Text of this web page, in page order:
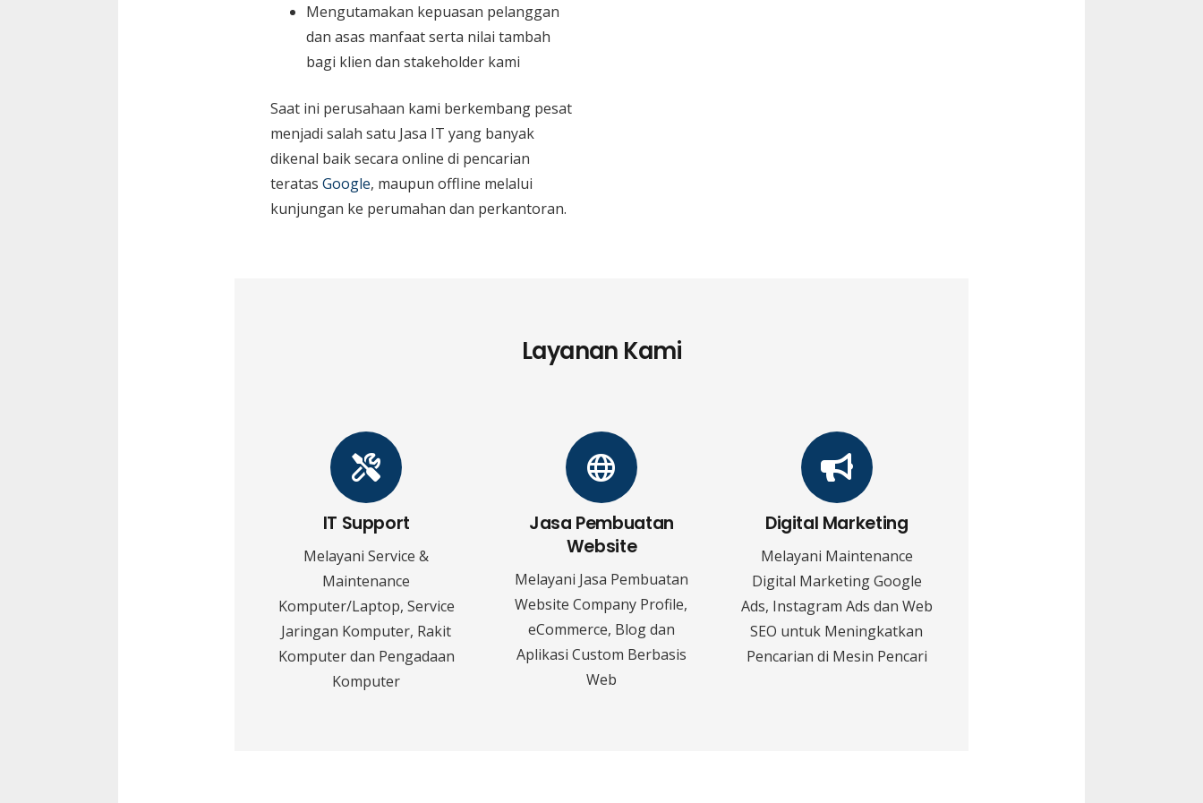
Mengutamakan kepuasan pelanggan
dan asas manfaat serta nilai tambah
bagi klien dan stakeholder kami
Saat ini perusahaan kami berkembang pesat
menjadi salah satu Jasa IT yang banyak
dikenal baik secara online di pencarian
teratas Google, maupun offline melalui
kunjungan ke perumahan dan perkantoran.
Layanan Kami
IT Support
Melayani Service &
Maintenance
Komputer/Laptop, Service
Jaringan Komputer, Rakit
Komputer dan Pengadaan
Komputer
Jasa Pembuatan
Website
Melayani Jasa Pembuatan
Website Company Profile,
eCommerce, Blog dan
Aplikasi Custom Berbasis
Web
Digital Marketing
Melayani Maintenance
Digital Marketing Google
Ads, Instagram Ads dan Web
SEO untuk Meningkatkan
Pencarian di Mesin Pencari